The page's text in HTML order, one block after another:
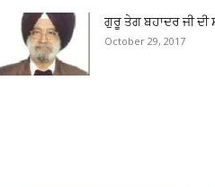
ਗੁਰੂ ਤੇਗ ਬਹਾਦਰ ਜੀ ਦੀ
October 29, 2017